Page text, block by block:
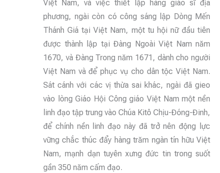
Việt Nam, và việc thiết lập hàng giáo sĩ địa
phương, ngài còn có công sáng lập Dòng Mến
Thánh Giá tại Việt Nam, một tu hội nữ đầu tiên
được thành lập tại Đàng Ngoài Việt Nam năm
1670, và Đàng Trong năm 1671, dành cho người
Việt Nam và để phục vụ cho dân tộc Việt Nam.
Sát cánh với các vị thừa sai khác, ngài đã gieo
vào lòng Giáo Hội Công giáo Việt Nam một nền
linh đạo tập trung vào Chúa Kitô Chịu-Đóng-Đinh,
để chính nền linh đạo này đã trở nên động lực
vững chắc thúc đẩy hàng trăm ngàn tín hữu Việt
Nam, mạnh dạn tuyên xưng đức tin trong suốt
gần 350 năm cấm đạo.